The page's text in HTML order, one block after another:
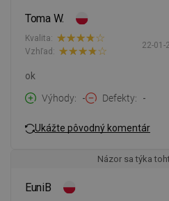
Toma W.
22-01-
Kvalita:
Vzhľad:
ok
Výhody
- Defekty -
Ukážte pôvodný komentár
Názor sa týka
EuniB